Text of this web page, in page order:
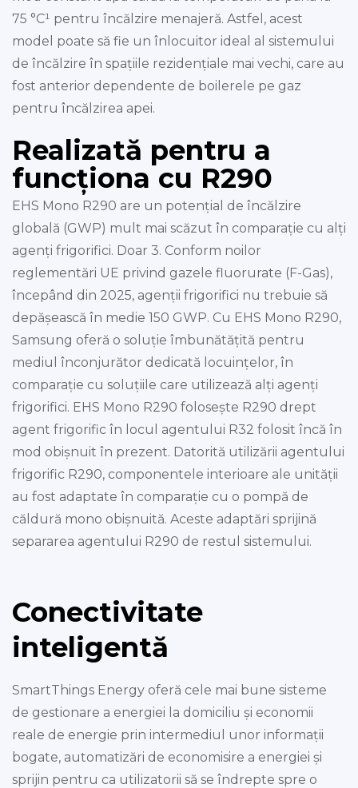
75 °C¹ pentru încălzire menajeră. Astfel, acest
model poate să fie un înlocuitor ideal al sistemului
de încălzire în spațiile rezidențiale mai vechi, care au
fost anterior dependente de boilerele pe gaz
pentru încălzirea apei.
Realizată pentru a
funcționa cu R290
EHS Mono R290 are un potențial de încălzire
globală (GWP) mult mai scăzut în comparație cu alți
agenți frigorifici. Doar 3. Conform noilor
reglementări UE privind gazele fluorurate (F-Gas),
începând din 2025, agenții frigorifici nu trebuie să
depășească în medie 150 GWP. Cu EHS Mono R290,
Samsung oferă o soluție îmbunătățită pentru
mediul înconjurător dedicată locuințelor, în
comparație cu soluțiile care utilizează alți agenți
frigorifici. EHS Mono R290 folosește R290 drept
agent frigorific în locul agentului R32 folosit încă în
mod obișnuit în prezent. Datorită utilizării agentului
frigorific R290, componentele interioare ale unității
au fost adaptate în comparație cu o pompă de
căldură mono obișnuită. Aceste adaptări sprijină
separarea agentului R290 de restul sistemului.
Conectivitate
inteligentă
SmartThings Energy oferă cele mai bune sisteme
de gestionare a energiei la domiciliu și economii
reale de energie prin intermediul unor informații
bogate, automatizări de economisire a energiei și
sprijin pentru ca utilizatorii să se îndrepte spre o